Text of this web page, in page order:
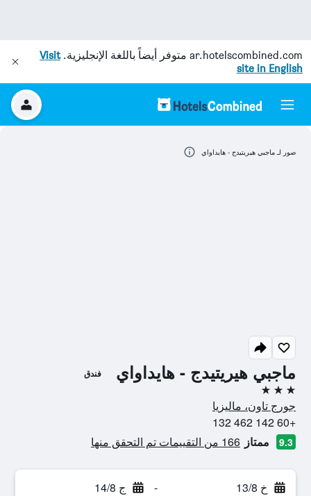
ar.hotelscombined.com متوفر أيضاً باللغة الإنجليزية.Visit
site in English
ماجبي هيريتيدج - هايداواي فندق
3 نجوم
جورج تاون، ماليزيا
+60 142 462 132
9.3 ممتاز 166 من التقييمات تم التحقق منها
خ 13/8 - ج 14/8
صور لـ ماجبي هيريتيدج - هايداواي